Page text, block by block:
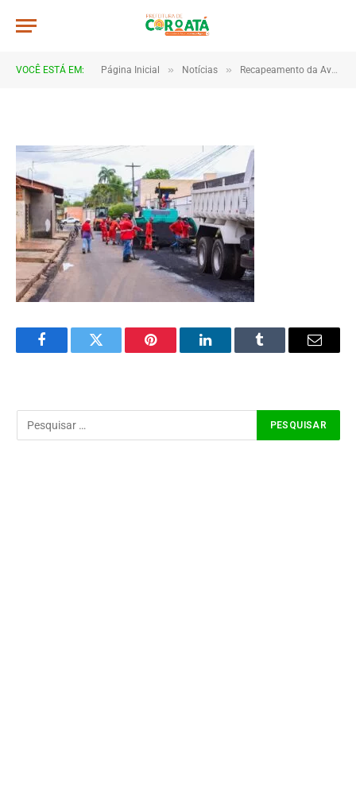
VOCÊ ESTÁ EM: Página Inicial » Notícias » Recapeamento da Avenida São Francisco marca início de novas obras de infraestrutura em Coroatá
a022
FacebookTwitter Pinterest LinkedInTumblr Email